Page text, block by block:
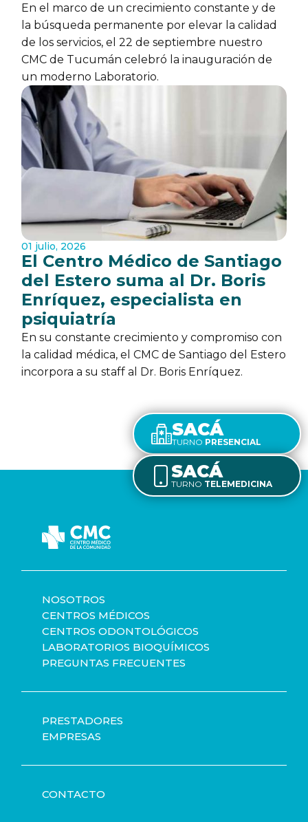
En el marco de un crecimiento constante y de
la búsqueda permanente por elevar la calidad
de los servicios, el 22 de septiembre nuestro
CMC de Tucumán celebró la inauguración de
un moderno Laboratorio.
01 julio, 2026
El Centro Médico de Santiago
del Estero suma al Dr. Boris
Enríquez, especialista en
psiquiatría
En su constante crecimiento y compromiso con
la calidad médica, el CMC de Santiago del Estero
incorpora a su staff al Dr. Boris Enríquez.
SACÁ
TURNO PRESENCIAL
SACÁ
TURNO TELEMEDICINA
NOSOTROS
CENTROS MÉDICOS
CENTROS ODONTOLÓGICOS
LABORATORIOS BIOQUÍMICOS
PREGUNTAS FRECUENTES
PRESTADORES
EMPRESAS
CONTACTO